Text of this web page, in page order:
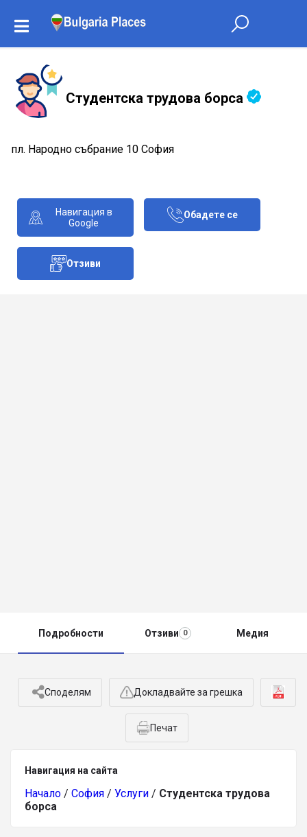
Студентска трудова борса
пл. Народно събрание 10 София
Навигация в
Google
Обадете се
Отзиви
Подробности Отзиви 0 Медия
Споделям Докладвайте за грешка
Печат
Навигация на сайта
Начало / София / Услуги / Студентска трудова
борса